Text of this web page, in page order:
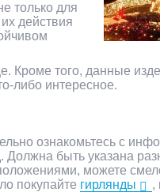
только для
действия
Кроме того, данные
либо интересное.
ознакомьтесь с
Должна быть указана
можете
покупайте гирлянды
,